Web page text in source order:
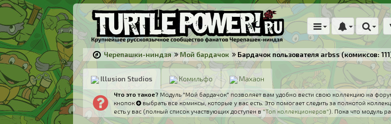
Черепашки-ниндзя Мой бардачок Бардачок пользователя arbss (комиксов:
Illusion Studios Комильфо Махаон
Что это такое? Модуль "Мой бардачок" позволяет вам удобно вести свою коллекцию на
кнопок
выбрать все комиксы, которые у вас есть. Это помогает следить за полнотой
есть у вас (полный список участвующих доступен в "Топ коллекционеров"). Пока что модуль